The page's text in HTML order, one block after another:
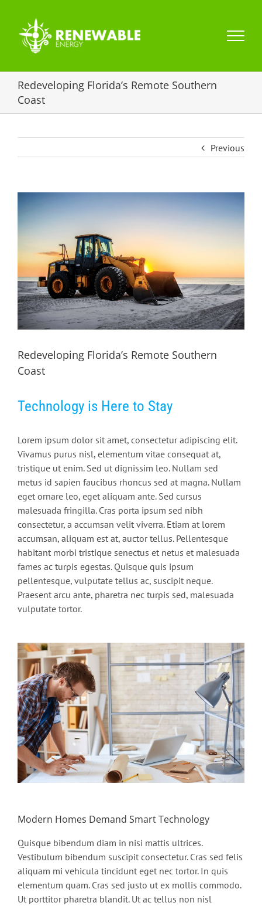
content
Redeveloping Florida’s Remote Southern
Coast
Previous
Larger
Image
Redeveloping Florida’s Remote Southern
Coast
Technology is Here to Stay
Lorem ipsum dolor sit amet, consectetur adipiscing elit.
Vivamus purus nisl, elementum vitae consequat at,
tristique ut enim. Sed ut dignissim leo. Nullam sed
metus id sapien faucibus rhoncus sed at magna. Nullam
eget ornare leo, eget aliquam ante. Sed cursus
malesuada fringilla. Cras porta ipsum sed nibh
consectetur, a accumsan velit viverra. Etiam at lorem
accumsan, aliquam est at, auctor tellus. Pellentesque
habitant morbi tristique senectus et netus et malesuada
fames ac turpis egestas. Quisque quis ipsum
pellentesque, vulputate tellus ac, suscipit neque.
Praesent arcu ante, pharetra nec turpis sed, malesuada
vulputate tortor.
Modern Homes Demand Smart Technology
Quisque bibendum diam in nisi mattis ultrices.
Vestibulum bibendum suscipit consectetur. Cras sed felis
aliquam mi vehicula tincidunt eget nec tortor. In quis
elementum quam. Cras sed justo ut ex mollis commodo.
Ut porttitor pharetra blandit. Ut ac tellus non nisl